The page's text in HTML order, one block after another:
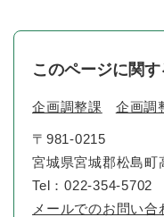
このページに関
企画調整課 企画調
〒981-0215
宮城県宮城郡松島町
Tel：022-354-5702
メールでのお問い合